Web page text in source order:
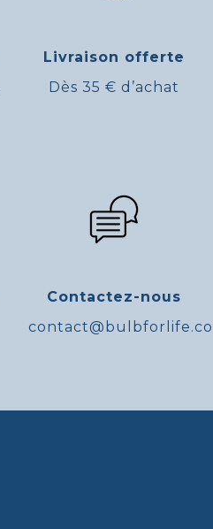
Livraison offerte
Dès 35 € d’achat
Contactez-nous